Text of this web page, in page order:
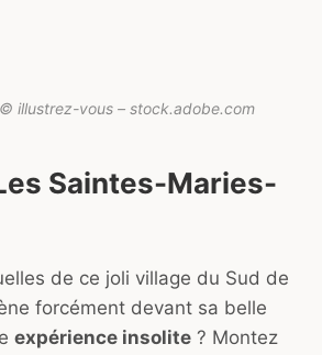
illustrez-vous – stock.adobe.com
Saintes-Maries-
de ce joli village du Sud de
forcément devant sa belle
expérience insolite ? Montez